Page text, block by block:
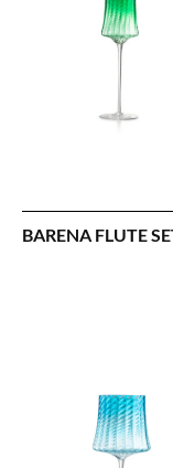
BARENA FLUTE